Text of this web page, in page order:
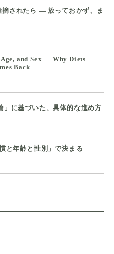
されたら ― 放っておかず、ま
and Sex — Why Diets
Back
に基づいた、具体的な進め方
と年齢と性別」で決まる